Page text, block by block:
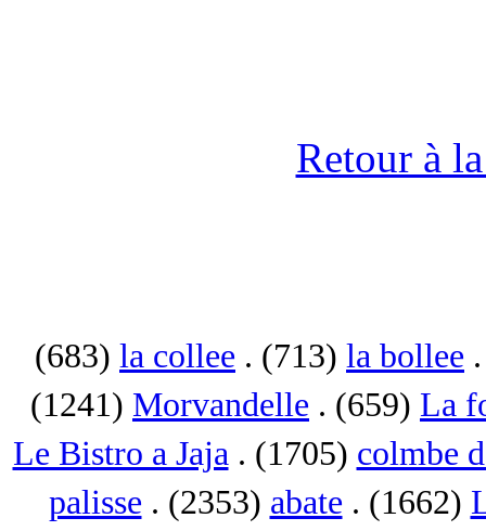
Retour à
(683) la collee . (713) la bollee
(1241) Morvandelle . (659) La
Le Bistro a Jaja. (1705) colmbe
palisse . (2353) abate . (1662)